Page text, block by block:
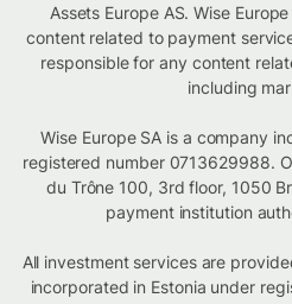
Assets Europe AS. Wise
content related to payment
responsible for any content
including
Wise Europe SA is a company
registered number 0713629988.
du Trône 100, 3rd floor, 1050
payment institution
All investment services are
incorporated in Estonia under